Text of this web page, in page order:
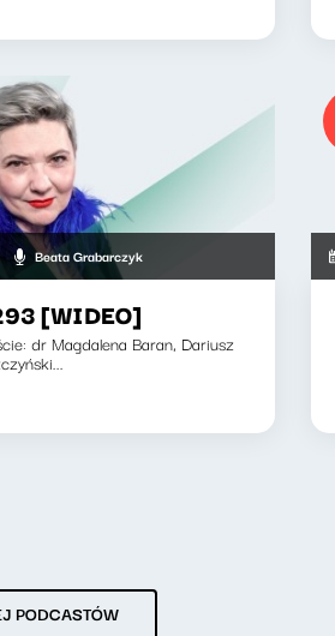
Beata Grabarczyk
[WIDEO]
dr Magdalena Baran, Dariusz
PODCASTÓW